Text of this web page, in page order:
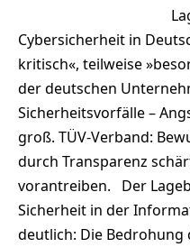
Cybersicherheit in
kritisch«, teilweise
der deutschen
Sicherheitsvorfälle –
groß. TÜV-Verband:
durch Transparenz
vorantreiben. Der
Sicherheit in der
deutlich: Die